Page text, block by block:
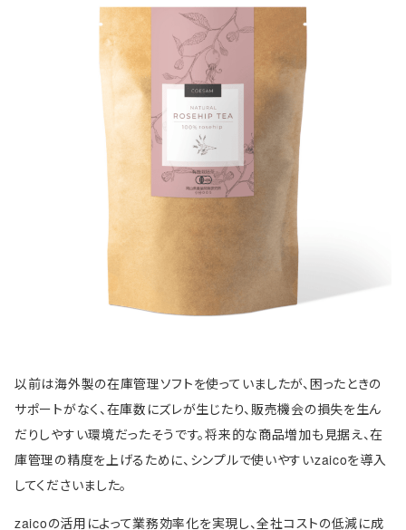
以前は海外製の在庫管理ソフトを使っていましたが、困ったときの
サポートがなく、在庫数にズレが生じたり、販売機会の損失を生ん
だりしやすい環境だったそうです。将来的な商品増加も見据え、在
庫管理の精度を上げるために、シンプルで使いやすいzaicoを導入
してくださいました。
zaicoの活用によって業務効率化を実現し、全社コストの低減に成